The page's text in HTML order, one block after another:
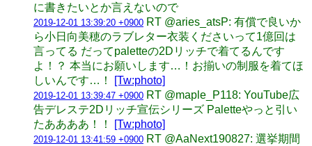
に書きたいとか言えないので
2019-12-01 13:39:20 +0900 RT @aries_atsP: 有償で良いか
ら小日向美穂のラブレター衣装くださいって1億回は
言ってる だってpaletteの2Dリッチで着てるんです
よ！？ 本当にお願いします…！お揃いの制服を着てほ
しいんです…！
[Tw:photo]
2019-12-01 13:39:47 +0900 RT @maple_P118: YouTube広
告デレステ2Dリッチ宣伝シリーズ Paletteやっと引い
たああああ！！
[Tw:photo]
2019-12-01 13:41:59 +0900 RT @AaNext190827: 選挙期間